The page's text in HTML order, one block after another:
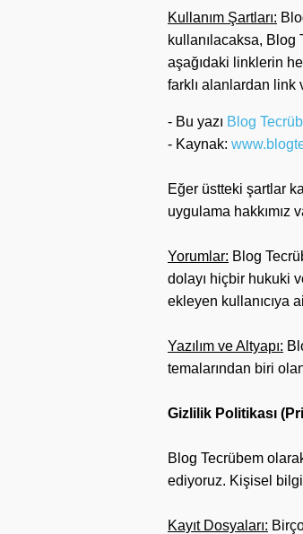
Kullanım Şartları:
kullanılacaksa, Blog
aşağıdaki linklerin
farklı alanlardan link
- Bu yazı Blog
- Kaynak:
Eğer üstteki şartlar
uygulama hakkımız
Yorumlar: Blog
dolayı hiçbir hukuki
ekleyen kullanıcıya
Yazılım ve Altyapı:
temalarından biri
Gizlilik Politikası (
Blog Tecrübem
ediyoruz. Kişisel
Kayıt Dosyaları: